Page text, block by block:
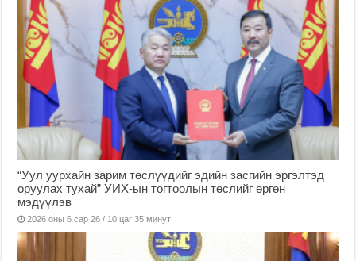
“Уул уурхайн зарим төслүүдийг эдийн засгийн эргэлтэд
оруулах тухай” УИХ-ын тогтоолын төслийг өргөн
мэдүүлэв
2026 оны 6 сар 26 / 10 цаг 35 минут